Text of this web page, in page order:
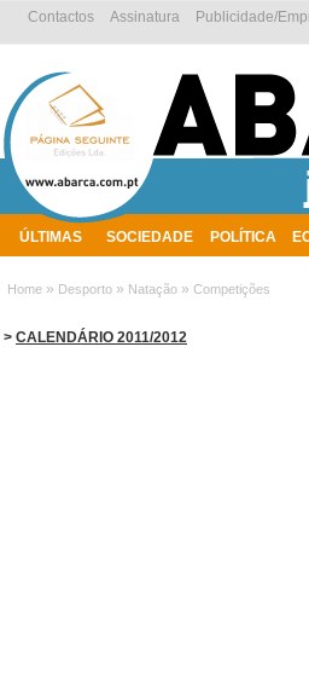
ÚLTIMAS SOCIEDADE POLÍTICA
Publicidade/
Assinatura
Contactos
Home » Desporto » Natação » Competições
> CALENDÁRIO 2011/2012